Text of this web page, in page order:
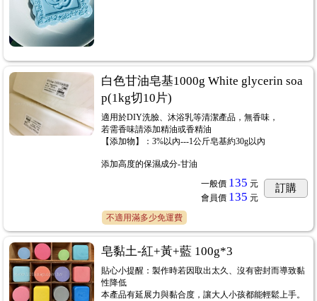
白色甘油皂基1000g White glycerin soa
p(1kg切10片)
適用於DIY洗臉、沐浴乳等清潔產品，無香味，
若需香味請添加精油或香精油
【添加物】：3%以內---1公斤皂基約30g以內
添加高度的保濕成分-甘油
一般價 135 元
會員價 135 元
訂購
不適用滿多少免運費
皂黏土-紅+黃+藍 100g*3
貼心小提醒：製作時若因取出太久、沒有密封而導致黏
性降低
本產品有延展力與黏合度，讓大人小孩都能輕鬆上手。